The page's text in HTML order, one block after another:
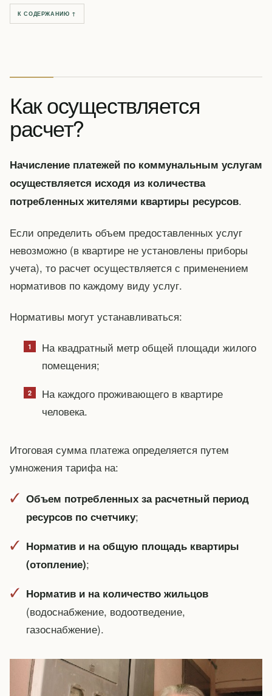
К СОДЕРЖАНИЮ ↑
Как осуществляется
расчет?
Начисление платежей по коммунальным услугам
осуществляется исходя из количества
потребленных жителями квартиры ресурсов.
Если определить объем предоставленных услуг
невозможно (в квартире не установлены приборы
учета), то расчет осуществляется с применением
нормативов по каждому виду услуг.
Нормативы могут устанавливаться:
На квадратный метр общей площади жилого
помещения;
На каждого проживающего в квартире
человека.
Итоговая сумма платежа определяется путем
умножения тарифа на:
Объем потребленных за расчетный период
ресурсов по счетчику;
Норматив и на общую площадь квартиры
(отопление);
Норматив и на количество жильцов
(водоснабжение, водоотведение,
газоснабжение).